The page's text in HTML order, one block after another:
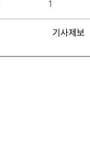
1
기사제보